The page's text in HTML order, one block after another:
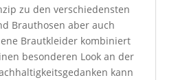
zu den verschiedensten
Brauthosen aber auch
Brautkleider kombiniert
besonderen Look an der
kann